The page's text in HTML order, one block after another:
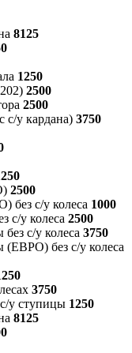
8125
1250
2500
2500
с/у кардана) 3750
2500
без с/у колеса 1000
с/у колеса 2500
с/у колеса 3750
(ЕВРО) без с/у колеса
3750
у ступицы 1250
8125